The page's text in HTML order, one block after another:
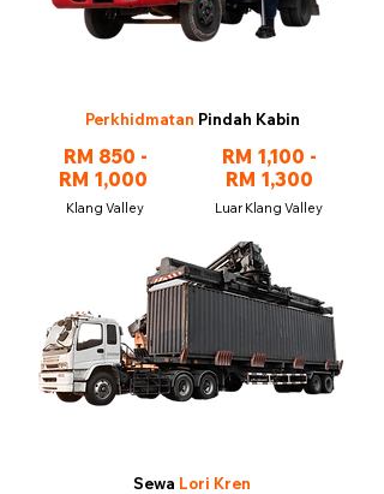
Perkhidmatan Pindah Kabin
RM 850 -
RM 1,000
Klang Valley
RM 1,100 -
RM 1,300
Luar Klang Valley
Sewa Lori Kren